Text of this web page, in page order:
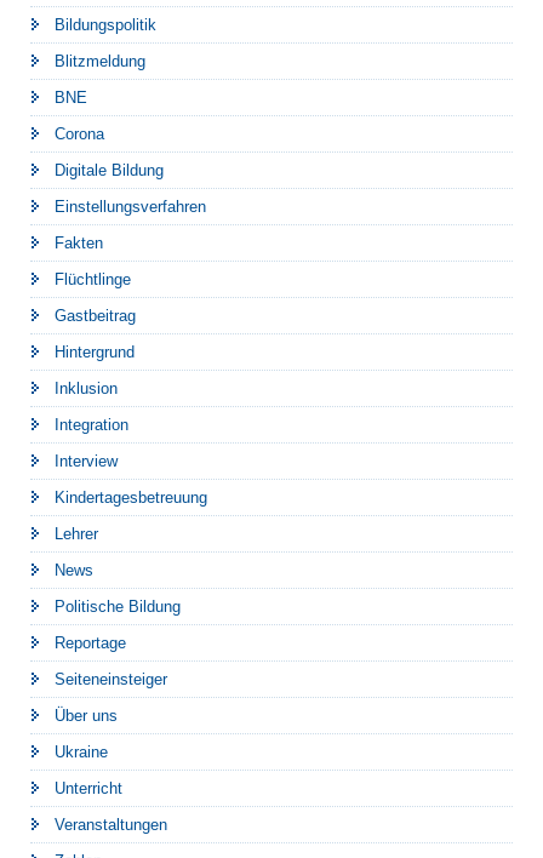
Bildungspolitik
Blitzmeldung
BNE
Corona
Digitale Bildung
Einstellungsverfahren
Fakten
Flüchtlinge
Gastbeitrag
Hintergrund
Inklusion
Integration
Interview
Kindertagesbetreuung
Lehrer
News
Politische Bildung
Reportage
Seiteneinsteiger
Über uns
Ukraine
Unterricht
Veranstaltungen